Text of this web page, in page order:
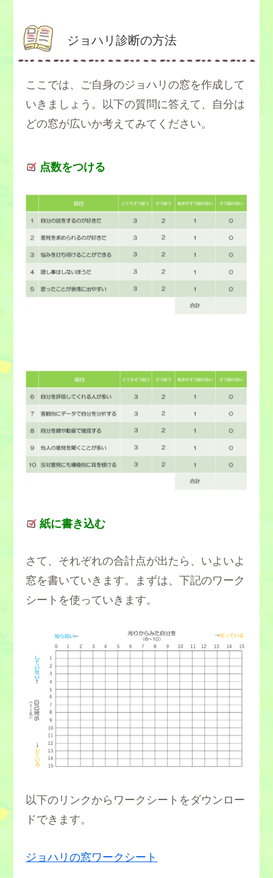
ジョハリ診断の方法
ここでは、ご自身のジョハリの窓を作成して
いきましょう。以下の質問に答えて、自分は
どの窓が広いか考えてみてください。
点数をつける
紙に書き込む
さて、それぞれの合計点が出たら、いよいよ
窓を書いていきます。まずは、下記のワーク
シートを使っていきます。
以下のリンクからワークシートをダウンロー
ドできます。
ジョハリの窓ワークシート